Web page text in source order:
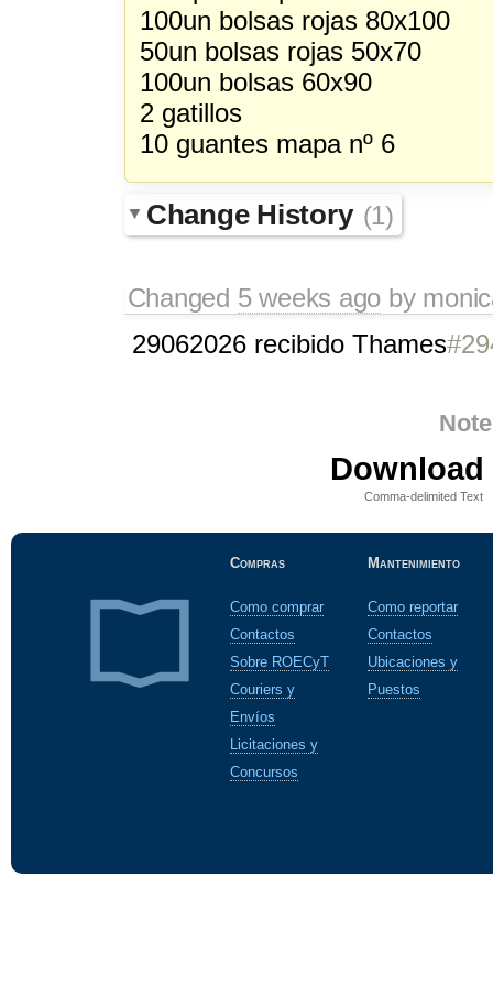
100un bolsas rojas 80x100
50un bolsas rojas 50x70
100un bolsas 60x90
2 gatillos
10 guantes mapa nº 6
Change History (1)
Changed 5 weeks ago by
29062026 recibido Thames
Comma-delimited Text
Compras
Como comprar
Contactos
Sobre ROECyT
Couriers y
Envíos
Licitaciones y
Concursos
Mantenimiento
Como reportar
Contactos
Ubicaciones y
Puestos